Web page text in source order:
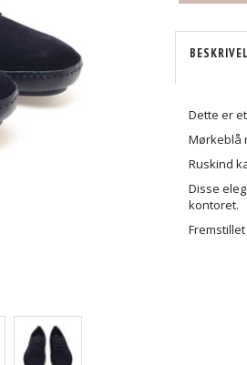
Dette er
Mørkeblå
Ruskind
Disse
kontoret.